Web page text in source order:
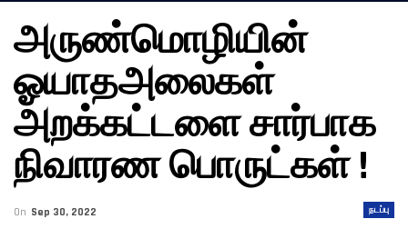
அருண்மொழியின்
ஓயாதஅலைகள்
அறக்கட்டளை சார்பாக
நிவாரண பொருட்கள் !
நடப்பு
On Sep 30, 2022